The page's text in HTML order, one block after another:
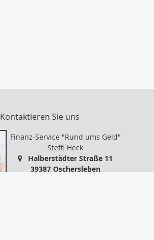
Kontaktieren Sie uns
Finanz-Service "Rund ums Geld"
Steffi Heck
Halberstädter Straße 11
39387 Oschersleben